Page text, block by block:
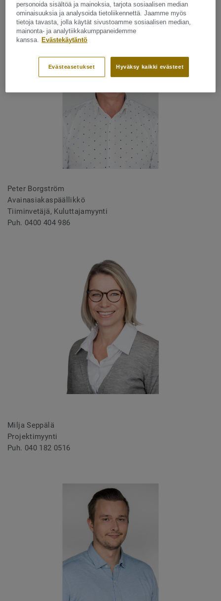
Etelä-Suomi
Peter Borgström
Avainasiakaspäällikkö
Tiiminvetäjä, Kuluttajamyynti
Puh. 0400 404 986
Milja Seppälä
Projektimyynti
Puh. 040 182 0516
personoida sisältöä ja mainoksia, tarjota sosiaalisen median
ominaisuuksia ja analysoida tietoliikennettä. Jaamme myös
tietoja tavasta, jolla käytät sivustoamme sosiaalisen median,
mainonta- ja analytiikkakumppaneidemme
kanssa.
Evästekäytäntö
Hyväksy kaikki evästeet
Evästeasetukset